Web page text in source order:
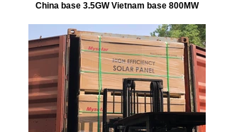
China base 3.5GW Vietnam base 800MW